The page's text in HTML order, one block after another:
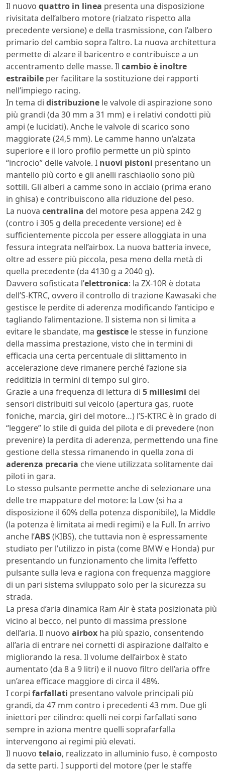
Il nuovo quattro in linea presenta una disposizione
rivisitata dell’albero motore (rialzato rispetto alla
precedente versione) e della trasmissione, con l’albero
primario del cambio sopra l’altro. La nuova architettura
permette di alzare il baricentro e contribuisce a un
accentramento delle masse. Il cambio è inoltre
estraibile per facilitare la sostituzione dei rapporti
nell’impiego racing.
In tema di distribuzione le valvole di aspirazione sono
più grandi (da 30 mm a 31 mm) e i relativi condotti più
ampi (e lucidati). Anche le valvole di scarico sono
maggiorate (24,5 mm). Le camme hanno un’alzata
superiore e il loro profilo permette un più spinto
“incrocio” delle valvole. I nuovi pistoni presentano un
mantello più corto e gli anelli raschiaolio sono più
sottili. Gli alberi a camme sono in acciaio (prima erano
in ghisa) e contribuiscono alla riduzione del peso.
La nuova centralina del motore pesa appena 242 g
(contro i 305 g della precedente versione) ed è
sufficientemente piccola per essere alloggiata in una
fessura integrata nell’airbox. La nuova batteria invece,
oltre ad essere più piccola, pesa meno della metà di
quella precedente (da 4130 g a 2040 g).
Davvero sofisticata l’elettronica: la ZX-10R è dotata
dell’S-KTRC, ovvero il controllo di trazione Kawasaki che
gestisce le perdite di aderenza modificando l’anticipo e
tagliando l’alimentazione. Il sistema non si limita a
evitare le sbandate, ma gestisce le stesse in funzione
della massima prestazione, visto che in termini di
efficacia una certa percentuale di slittamento in
accelerazione deve rimanere perché l’azione sia
redditizia in termini di tempo sul giro.
Grazie a una frequenza di lettura di 5 millesimi dei
sensori distribuiti sul veicolo (apertura gas, ruote
foniche, marcia, giri del motore…) l’S-KTRC è in grado di
“leggere” lo stile di guida del pilota e di prevedere (non
prevenire) la perdita di aderenza, permettendo una fine
gestione della stessa rimanendo in quella zona di
aderenza precaria che viene utilizzata solitamente dai
piloti in gara.
Lo stesso pulsante permette anche di selezionare una
delle tre mappature del motore: la Low (si ha a
disposizione il 60% della potenza disponibile), la Middle
(la potenza è limitata ai medi regimi) e la Full. In arrivo
anche l’ABS(KIBS), che tuttavia non è espressamente
studiato per l’utilizzo in pista (come BMW e Honda) pur
presentando un funzionamento che limita l’effetto
pulsante sulla leva e ragiona con frequenza maggiore
di un pari sistema sviluppato solo per la sicurezza su
strada.
La presa d’aria dinamica Ram Air è stata posizionata più
vicino al becco, nel punto di massima pressione
dell’aria. Il nuovo airbox ha più spazio, consentendo
all’aria di entrare nei cornetti di aspirazione dall’alto e
migliorando la resa. Il volume dell’airbox è stato
aumentato (da 8 a 9 litri) e il nuovo filtro dell’aria offre
un’area efficace maggiore di circa il 48%.
I corpi farfallati presentano valvole principali più
grandi, da 47 mm contro i precedenti 43 mm. Due gli
iniettori per cilindro: quelli nei corpi farfallati sono
sempre in aziona mentre quelli soprafarfalla
intervengono ai regimi più elevati.
Il nuovo telaio, realizzato in alluminio fuso, è composto
da sette parti. I supporti del motore (per le staffe